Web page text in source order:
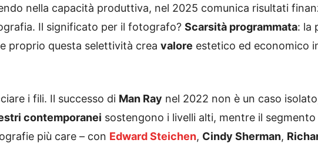
nella capacità produttiva, nel 2025 comunica risultati
Il significato per il fotografo? Scarsità programmata: la
proprio questa selettività crea valore estetico ed economico
i fili. Il successo di Man Ray nel 2022 non è un caso
contemporanei sostengono i livelli alti, mentre il
più care – con Edward Steichen, Cindy Sherman,